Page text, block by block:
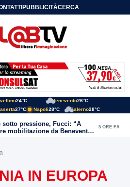
PUBBLICITÀCERCA
24°C Benevento26°C
27°C Napoli28°C Salerno28°C
sotto pressione, Fucci: “A
mobilitazione da Benevento
5 ORE FA
IN EUROPA